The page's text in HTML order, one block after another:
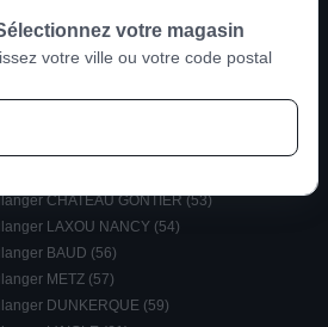
BAUME-LES-DAMES (25)
NYONS (26)
ETOILE-SUR-RHONE (26)
REVEL (31)
PINEUILH (33)
LA COTE SAINT ANDRE (38)
CHATEAU GONTIER (53)
LAXOU NANCY (54)
BAUD (56)
METZ (57)
DUNKERQUE (59)
votre magasin
votre ville ou votre code postal